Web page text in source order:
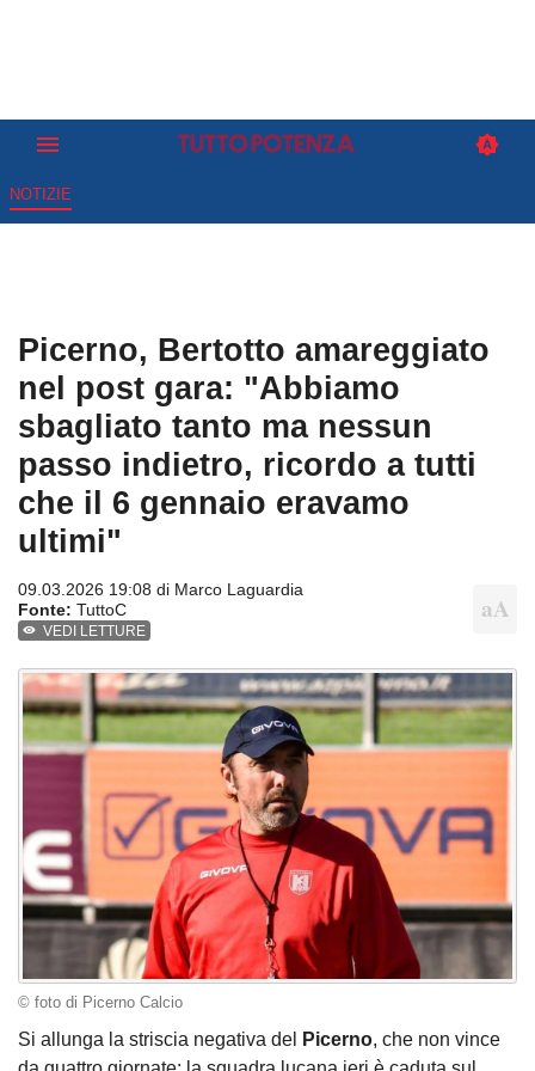
NOTIZIE
Picerno, Bertotto amareggiato
nel post gara: "Abbiamo
sbagliato tanto ma nessun
passo indietro, ricordo a tutti
che il 6 gennaio eravamo
ultimi"
09.03.2026 19:08 di Marco Laguardia
Fonte: TuttoC
VEDI LETTURE
© foto di Picerno Calcio
Si allunga la striscia negativa del Picerno, che non vince